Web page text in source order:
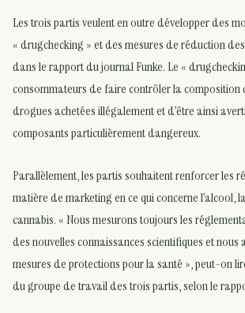
Les trois partis veulent en outre développer des
« drugchecking » et des mesures de réduction
dans le rapport du journal Funke. Le «
consommateurs de faire contrôler la composition
drogues achetées illégalement et d’être ainsi
composants particulièrement dangereux.
Parallèlement, les partis souhaitent renforcer les
matière de marketing en ce qui concerne l’alcool,
cannabis. « Nous mesurons toujours les
des nouvelles connaissances scientifiques et nous
mesures de protections pour la santé », peut-on
du groupe de travail des trois partis, selon le